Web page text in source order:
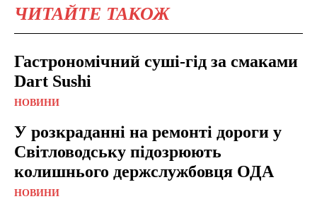
ЧИТАЙТЕ ТАКОЖ
Гастрономічний суші-гід за смаками
Dart Sushi
НОВИНИ
У розкраданні на ремонті дороги у
Світловодську підозрюють
колишнього держслужбовця ОДА
НОВИНИ